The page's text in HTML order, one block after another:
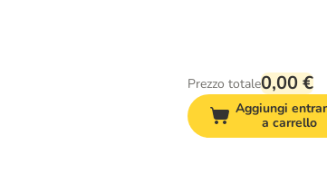
Prezzo totale0,00 €
Aggiungi
a carrello